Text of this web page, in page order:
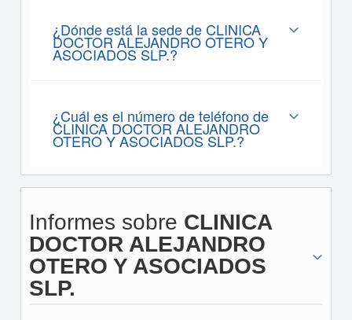
¿Dónde está la sede de CLINICA
DOCTOR ALEJANDRO OTERO Y
ASOCIADOS SLP.?
¿Cuál es el número de teléfono de
CLINICA DOCTOR ALEJANDRO
OTERO Y ASOCIADOS SLP.?
Informes sobre CLINICA
DOCTOR ALEJANDRO
OTERO Y ASOCIADOS
SLP.